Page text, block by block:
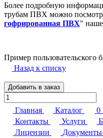
Более подробную
трубам ПВХ можно
гофрированная ПВХ"
Пример пользовательского
Назад к списку
Добавить в заказ
Главная Каталог 0
Контакты
Услуги
Лицензии
Документы